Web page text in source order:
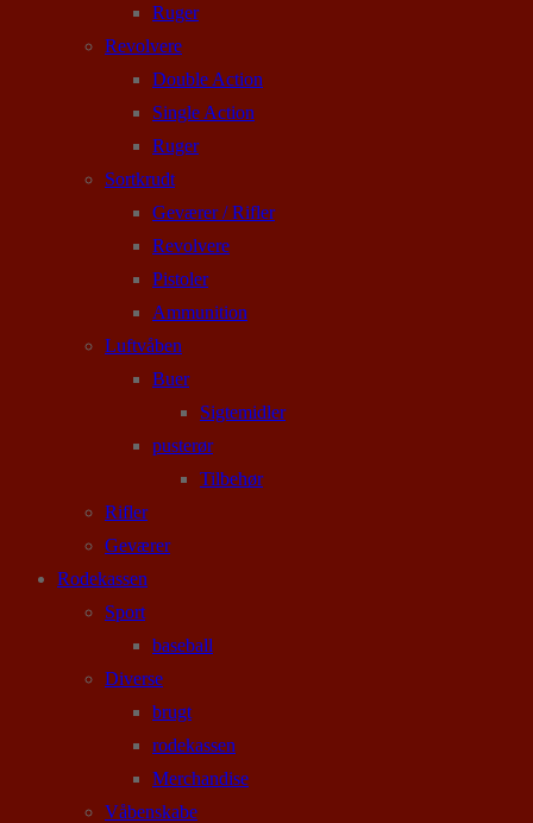
Ruger
Revolvere
Double Action
Single Action
Ruger
Sortkrudt
Geværer / Rifler
Revolvere
Pistoler
Ammunition
Luftvåben
Buer
Sigtemidler
pusterør
Tilbehør
Rifler
Geværer
Rodekassen
Sport
baseball
Diverse
brugt
rodekassen
Merchandise
Våbenskabe